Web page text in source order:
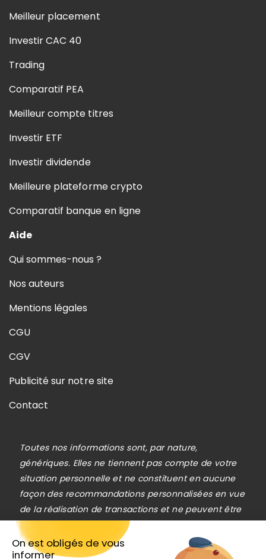
On est obligés de vous
informer
Meilleur placement
Investir CAC 40
Trading
Comparatif PEA
Meilleur compte titres
Investir ETF
Investir dividende
Meilleure plateforme crypto
Comparatif banque en ligne
Aide
Qui sommes-nous ?
Nos auteurs
Mentions légales
CGU
CGV
Publicité sur notre site
Contact
Toutes nos informations sont, par nature,
génériques. Elles ne tiennent pas compte de votre
situation personnelle et ne constituent en aucune
façon des recommandations personnalisées en vue
de la réalisation de transactions et ne peuvent être
assimilées à une prestation de conseil en
investissement financier, ni à une incitation
quelconque à acheter ou vendre des instruments